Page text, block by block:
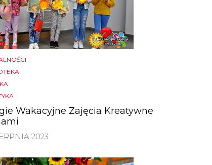
Wakacyjne Zajęcia Kreatywne
2023